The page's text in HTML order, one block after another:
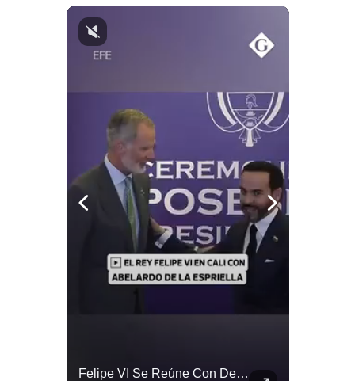
Felipe VI Se Reúne Con De La Espriella Antes De La Investidura | Gestión Mundo